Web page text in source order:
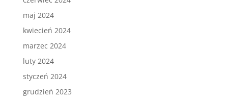
maj 2024
kwiecień 2024
marzec 2024
luty 2024
styczeń 2024
grudzień 2023